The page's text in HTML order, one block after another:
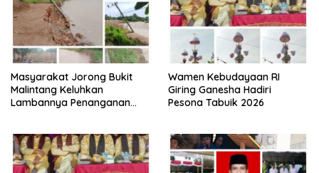
Masyarakat Jorong Bukit
Malintang Keluhkan
Lambannya Penanganan
Wamen Kebudayaan RI
Giring Ganesha Hadiri
Pesona Tabuik 2026